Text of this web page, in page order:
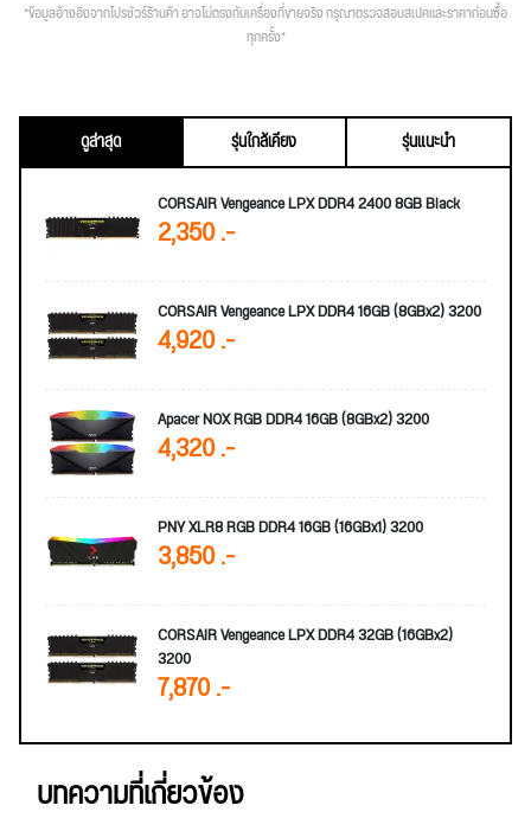
*ข้อมูลอ้างอิงจากโปรชัวร์ร้านค้า อาจไม่ตรงกับเครื่องที่ขายจริง กรุณาตรวจสอบสเปคและราคาก่อนซื้อ
ทุกครั้ง*
ดูล่าสุด รุ่นใกล้เคียง
รุ่นแนะนำ
CORSAIR Vengeance LPX DDR4 2400 8GB Black
2,350 .-
CORSAIR Vengeance LPX DDR4 16GB (8GBx2) 3200
4,920 .-
Apacer NOX RGB DDR4 16GB (8GBx2) 3200
4,320 .-
PNY XLR8 RGB DDR4 16GB (16GBx1) 3200
3,850 .-
CORSAIR Vengeance LPX DDR4 32GB (16GBx2)
3200
7,870 .-
บทความที่เกี่ยวข้อง